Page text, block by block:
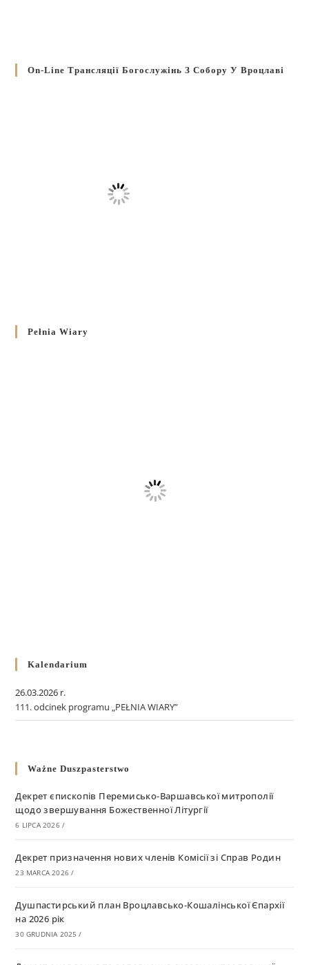
On-Line Трансляції Богослужінь З Собору У Вроцлаві
Pełnia Wiary
Kalendarium
26.03.2026 r.
111. odcinek programu „PEŁNIA WIARY”
Ważne Duszpasterstwo
Декрет єпископів Перемисько-Варшавської митрополії
щодо звершування Божественної Літургії
6 LIPCA 2026 /
Декрет призначення нових членів Комісії зі Справ Родин
23 MARCA 2026 /
Душпастирський план Вроцлавсько-Кошалінської Єпархії
на 2026 рік
30 GRUDNIA 2025 /